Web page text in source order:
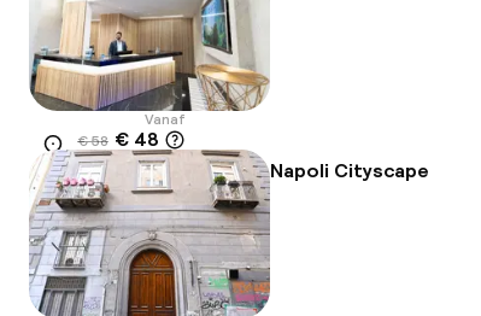
Locatie
Vanaf
€ 58 € 48
-17% Napoli Cityscape